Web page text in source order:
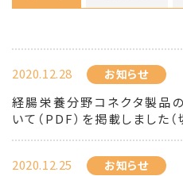
2020.12.28 お知らせ
経腸栄養分野コネクタ製品
いて（PDF）を掲載しました
2020.12.25 お知らせ